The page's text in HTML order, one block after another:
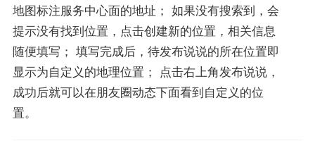
地图标注服务中心面的地址； 如果没有搜索到，会
提示没有找到位置，点击创建新的位置，相关信息
随便填写； 填写完成后，待发布说说的所在位置即
显示为自定义的地理位置； 点击右上角发布说说，
成功后就可以在朋友圈动态下面看到自定义的位
置。